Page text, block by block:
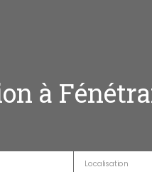
à
Localisation